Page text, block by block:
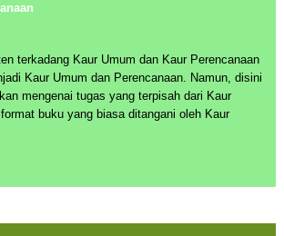
terkadang Kaur Umum dan Kaur Perencanaan
Kaur Umum dan Perencanaan. Namun, disini
mengenai tugas yang terpisah dari Kaur
buku yang biasa ditangani oleh Kaur